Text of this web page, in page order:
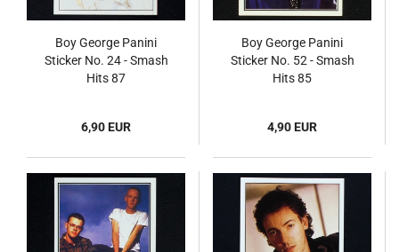
Boy George Panini
Sticker No. 24 - Smash
Hits 87
6,90 EUR
Boy George Panini
Sticker No. 52 - Smash
Hits 85
4,90 EUR